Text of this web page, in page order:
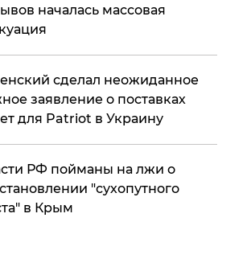
началась массовая
сделал неожиданное
заявление о поставках
для Patriot в Украину
РФ пойманы на лжи о
"сухопутного
в Крым